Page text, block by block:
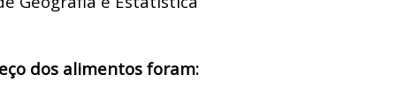
dos alimentos foram: